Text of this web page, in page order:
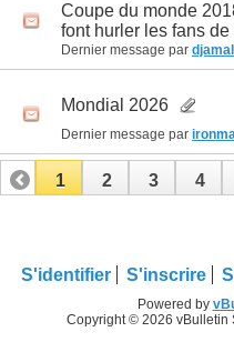
Coupe du monde
font hurler les fans
Dernier message par
Mondial 2026
Dernier message par
1 2 3 4
S'identifier S'inscrire
Powered by
Copyright © 2026 vBulletin